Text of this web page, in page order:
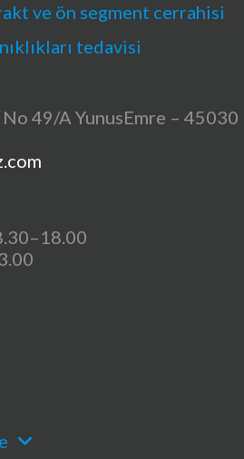
ve ön segment cerrahisi
tedavisi
No 49/A YunusEmre – 45030